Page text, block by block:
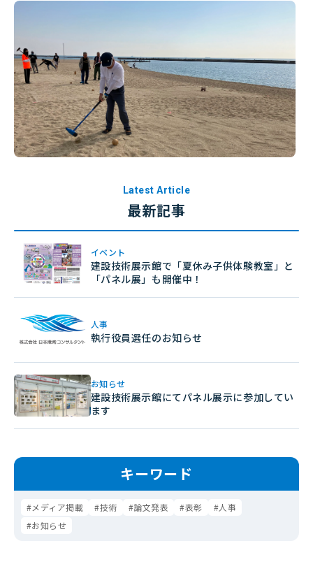
Latest Article
最新記事
イベント
建設技術展示館で「夏休み子供体験教室」と
「パネル展」も開催中！
人事
執行役員選任のお知らせ
お知らせ
建設技術展示館にてパネル展示に参加してい
ます
キーワード
メディア掲載 技術 論文発表 表彰
人事
お知らせ